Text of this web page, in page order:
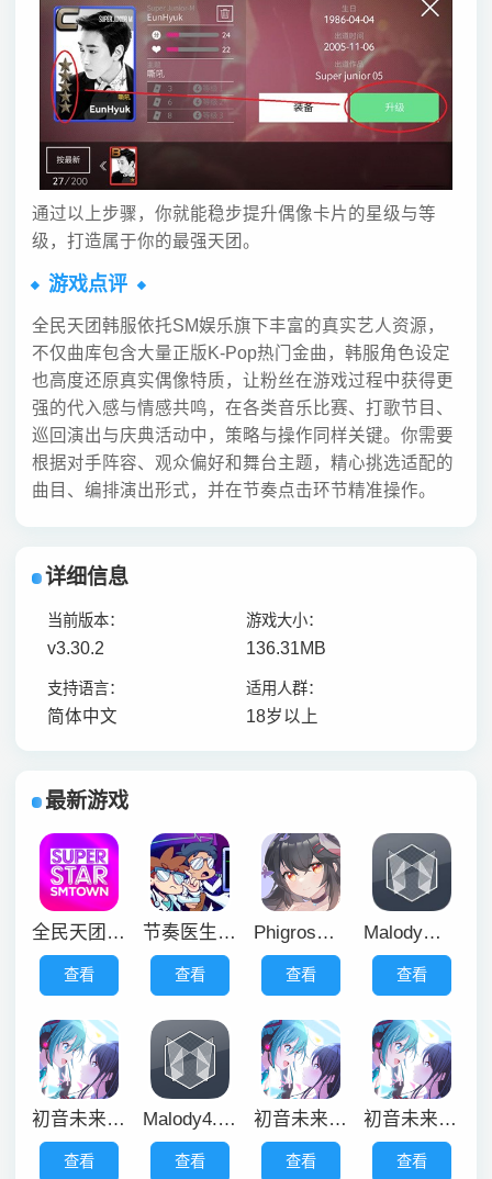
通过以上步骤，你就能稳步提升偶像卡片的星级与等
级，打造属于你的最强天团。
游戏点评
全民天团韩服依托SM娱乐旗下丰富的真实艺人资源，
不仅曲库包含大量正版K-Pop热门金曲，韩服角色设定
也高度还原真实偶像特质，让粉丝在游戏过程中获得更
强的代入感与情感共鸣，在各类音乐比赛、打歌节目、
巡回演出与庆典活动中，策略与操作同样关键。你需要
根据对手阵容、观众偏好和舞台主题，精心挑选适配的
曲目、编排演出形式，并在节奏点击环节精准操作。
详细信息
当前版本：
v3.30.2
游戏大小：
136.31MB
支持语言：
简体中文
适用人群：
18岁以上
最新游戏
全民天团韩服
查看
节奏医生中文版
查看
Phigros音游正版
查看
Malody最新版
查看
初音未来歌姬计划
查看
Malody4.3.7版本
查看
初音未来世界计划
查看
初音未来歌姬计划安卓版
查看